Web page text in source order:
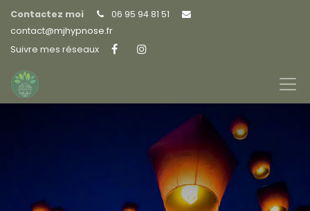
Contactez moi
06 95 94 81 51
contact@mjhypnose.fr
Suivre mes réseaux